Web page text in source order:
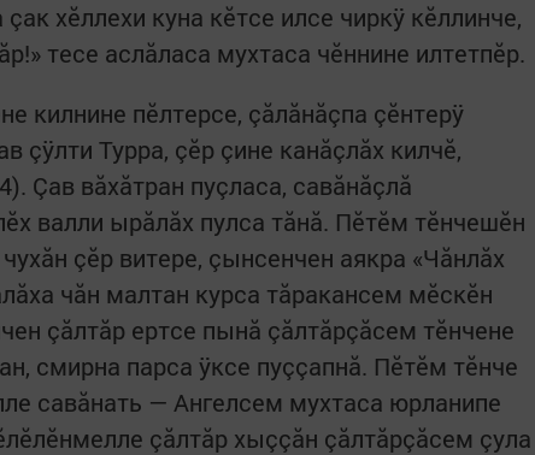
хĕллехи куна кĕтсе илсе чиркÿ кĕллинче,
тесе аслăласа мухтаса чĕннине илтетпĕр.
килнине пĕлтерсе, çăлăнăçпа çĕнтерÿ
çÿлти Турра, çĕр çине канăçлăх килчĕ,
Çав вăхăтран пуçласа, савăнăçлă
валли ырăлăх пулса тăнă. Пĕтĕм тĕнчешĕн
çĕр витере, çынсенчен аякра «Чăнлăх
чăн малтан курса тăракансем мĕскĕн
çăлтăр ертсе пынă çăлтăрçăсем тĕнчене
смирна парса ÿксе пуççапнă. Пĕтĕм тĕнче
савăнать — Ангелсем мухтаса юрланипе
çăлтăр хыççăн çăлтăрçăсем çула